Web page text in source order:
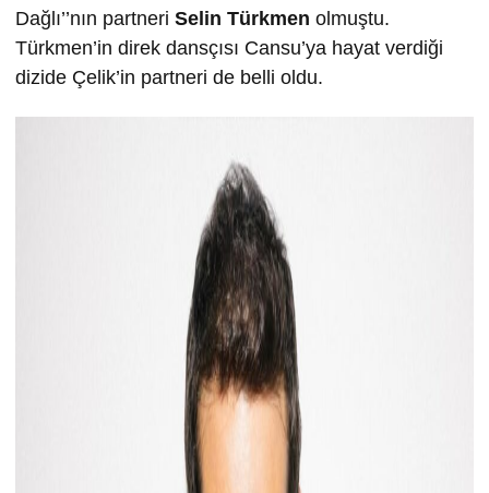
Dağlı’’nın partneri Selin Türkmen olmuştu.
Türkmen’in direk dansçısı Cansu’ya hayat verdiği
dizide Çelik’in partneri de belli oldu.